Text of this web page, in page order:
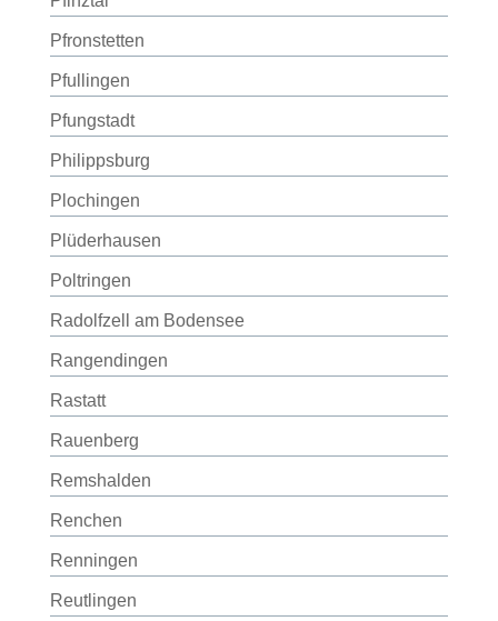
Pfronstetten
Pfullingen
Pfungstadt
Philippsburg
Plochingen
Plüderhausen
Poltringen
Radolfzell am Bodensee
Rangendingen
Rastatt
Rauenberg
Remshalden
Renchen
Renningen
Reutlingen